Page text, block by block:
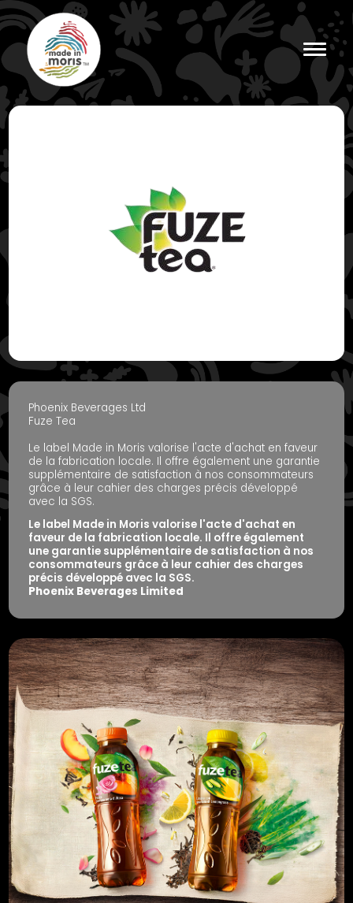
Phoenix Beverages Ltd
Fuze Tea
Le label Made in Moris valorise l'acte d'achat en faveur
de la fabrication locale. Il offre également une garantie
supplémentaire de satisfaction à nos consommateurs
grâce à leur cahier des charges précis développé
avec la SGS.
Le label Made in Moris valorise l'acte d'achat en
faveur de la fabrication locale. Il offre également
une garantie supplémentaire de satisfaction à nos
consommateurs grâce à leur cahier des charges
précis développé avec la SGS.
Phoenix Beverages Limited